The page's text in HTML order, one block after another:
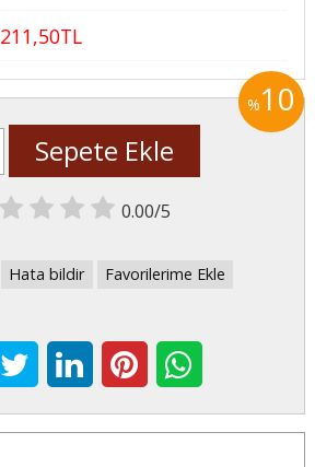
211,50TL
%10
Sepete Ekle
0.00/5
Hata bildir Favorilerime Ekle